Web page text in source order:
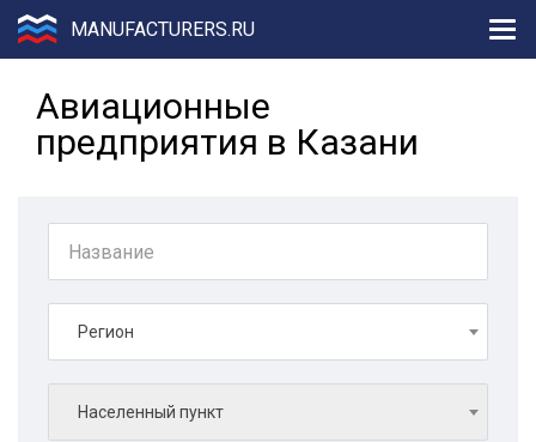
MANUFACTURERS.RU
Авиационные
предприятия в Казани
Регион
Населенный пункт